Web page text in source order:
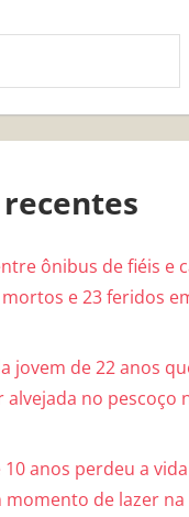
ônibus de fiéis e
e 23 feridos
jovem de 22 anos
alvejada no pescoço
10 anos perdeu a
de lazer na